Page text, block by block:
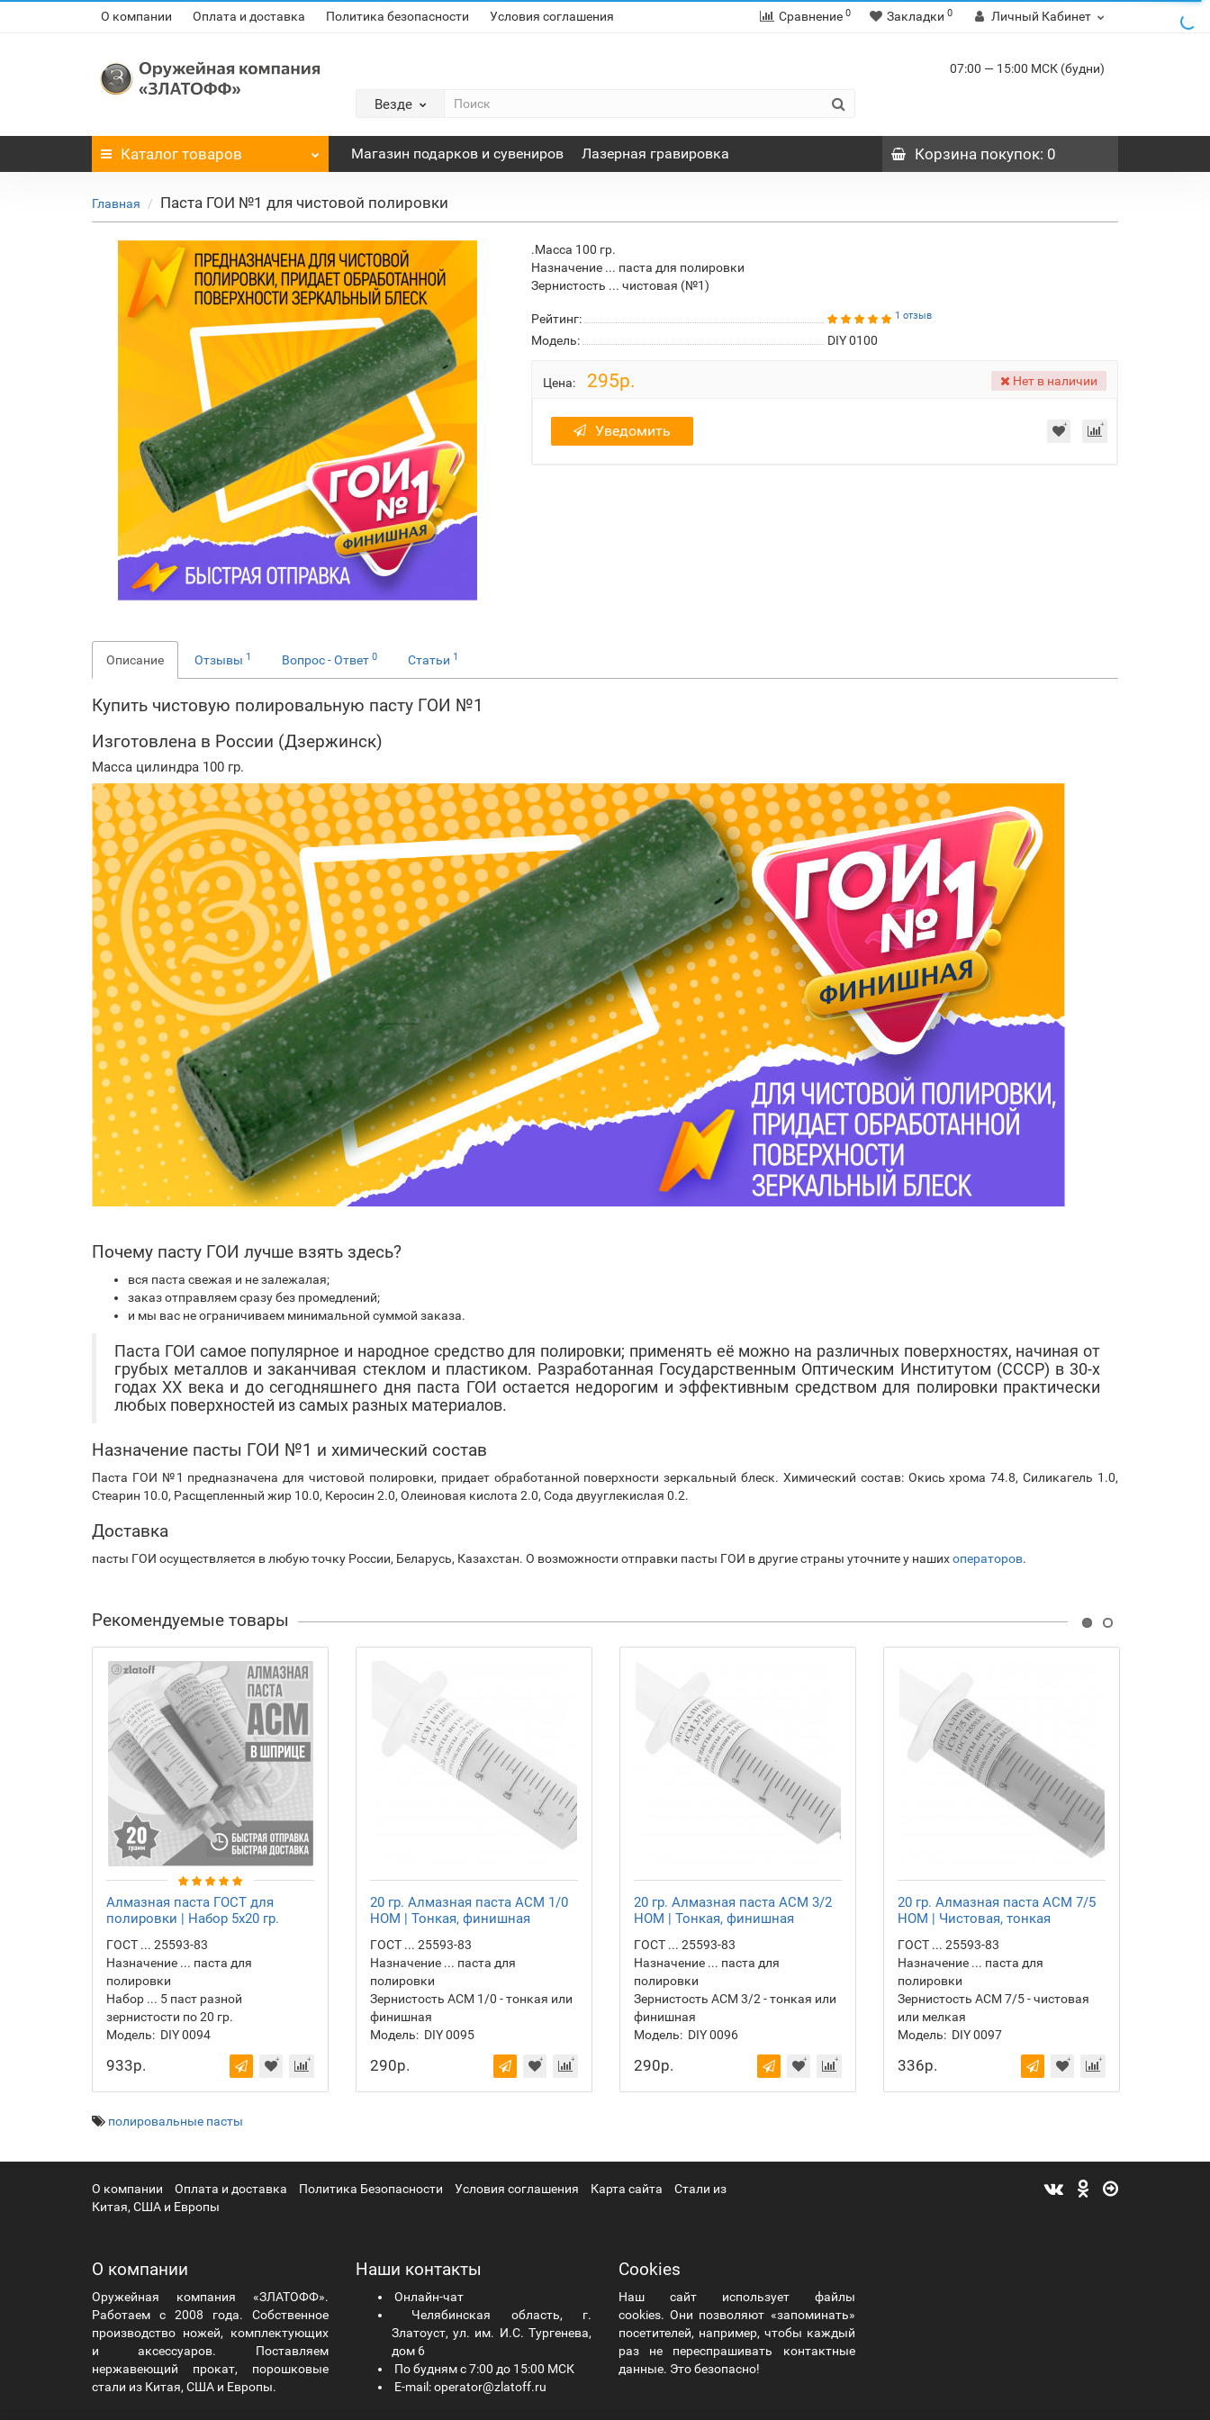
О компании Оплата и доставка Политика безопасности Условия соглашения Сравнение 0 Закладки 0 Личный Кабинет
Везде
07:00 — 15:00 МСК (будни)
Каталог товаров Магазин подарков и сувениров Лазерная гравировка Корзинапокупок: 0
Главная Паста ГОИ №1 для чистовой полировки
.Масса 100 гр.
Назначение ... паста для полировки
Зернистость ... чистовая (№1)
Рейтинг: 1 отзыв
Модель: DIY 0100
Цена: 295р. Нет в наличии
Уведомить
Описание Отзывы 1 Вопрос - Ответ 0 Статьи 1
Купить чистовую полировальную пасту ГОИ №1
Изготовлена в России (Дзержинск)
Масса цилиндра 100 гр.
Почему пасту ГОИ лучше взять здесь?
вся паста свежая и не залежалая;
заказ отправляем сразу без промедлений;
и мы вас не ограничиваем минимальной суммой заказа.
Паста ГОИ самое популярное и народное средство для полировки; применять её можно на различных поверхностях, начиная от
грубых металлов и заканчивая стеклом и пластиком. Разработанная Государственным Оптическим Институтом (СССР) в 30-х
годах XX века и до сегодняшнего дня паста ГОИ остается недорогим и эффективным средством для полировки практически
любых поверхностей из самых разных материалов.
Назначение пасты ГОИ №1 и химический состав
Паста ГОИ №1 предназначена для чистовой полировки, придает обработанной поверхности зеркальный блеск. Химический состав: Окись хрома 74.8, Силикагель 1.0,
Стеарин 10.0, Расщепленный жир 10.0, Керосин 2.0, Олеиновая кислота 2.0, Сода двууглекислая 0.2.
Доставка
пасты ГОИ осуществляется в любую точку России, Беларусь, Казахстан. О возможности отправки пасты ГОИ в другие страны уточните у нашихоператоров.
Рекомендуемые товары
Алмазная паста ГОСТ для
полировки | Набор 5х20 гр.
ГОСТ ... 25593-83
Назначение ... паста для
полировки
Набор ... 5 паст разной
зернистости по 20 гр.
Модель: DIY 0094
933р.
20 гр. Алмазная паста АСМ 1/0
НОМ | Тонкая, финишная
ГОСТ ... 25593-83
Назначение ... паста для
полировки
Зернистость АСМ 1/0 - тонкая или
финишная
Модель: DIY 0095
290р.
20 гр. Алмазная паста АСМ 3/2
НОМ | Тонкая, финишная
ГОСТ ... 25593-83
Назначение ... паста для
полировки
Зернистость АСМ 3/2 - тонкая или
финишная
Модель: DIY 0096
290р.
20 гр. Алмазная паста АСМ 7/5
НОМ | Чистовая, тонкая
ГОСТ ... 25593-83
Назначение ... паста для
полировки
Зернистость АСМ 7/5 - чистовая
или мелкая
Модель: DIY 0097
336р.
полировальные пасты
О компании Оплата и доставка Политика Безопасности Условия соглашения Карта сайта
Стали из
Китая, США и Европы
О компании
Оружейная компания «ЗЛАТОФФ».
Работаем с 2008 года. Собственное
производство ножей, комплектующих
и аксессуаров. Поставляем
нержавеющий прокат, порошковые
стали из Китая, США и Европы.
Наши контакты
Онлайн-чат
Челябинская область, г.
Златоуст, ул. им. И.С. Тургенева,
дом 6
По будням с 7:00 до 15:00 МСК
E-mail: operator@zlatoff.ru
Cookies
Наш сайт использует файлы
cookies. Они позволяют «запоминать»
посетителей, например, чтобы каждый
раз не переспрашивать контактные
данные. Это безопасно!